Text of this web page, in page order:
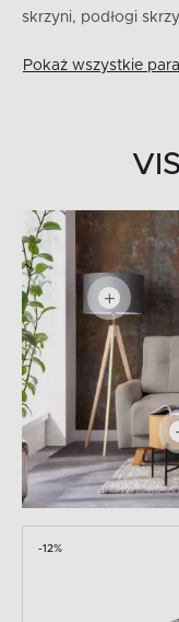
skrzyni, podłogi
Pokaż wszystkie
-12%